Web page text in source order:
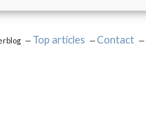
Top articles Contact